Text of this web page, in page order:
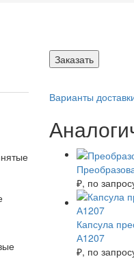
Заказать
Варианты
₽, по
Капсула
А1207
₽, по